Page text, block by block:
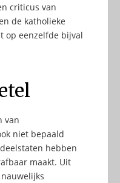
criticus van
de katholieke
op eenzelfde bijval
van
niet bepaald
hebben
maakt. Uit